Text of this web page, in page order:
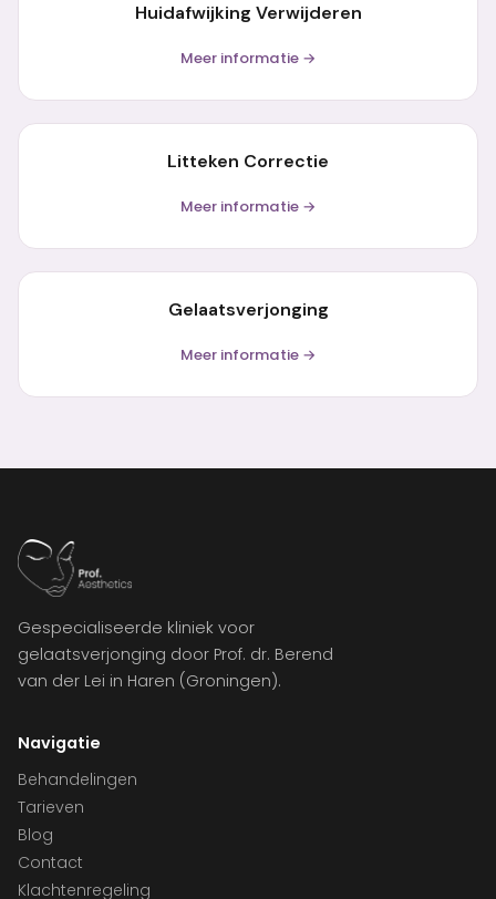
Huidafwijking Verwijderen
Meer informatie →
Litteken Correctie
Meer informatie →
Gelaatsverjonging
Meer informatie →
Gespecialiseerde kliniek voor
gelaatsverjonging door Prof. dr. Berend
van der Lei in Haren (Groningen).
Navigatie
Behandelingen
Tarieven
Blog
Contact
Klachtenregeling